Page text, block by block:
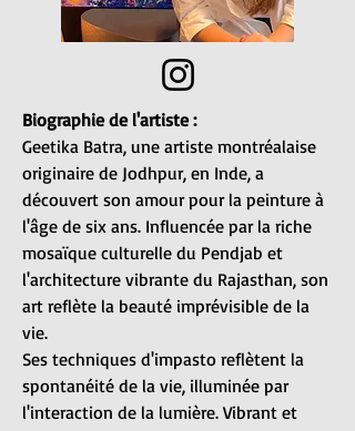
Biographie de l'artiste :
Geetika Batra, une artiste montréalaise
originaire de Jodhpur, en Inde, a
découvert son amour pour la peinture à
l'âge de six ans. Influencée par la riche
mosaïque culturelle du Pendjab et
l'architecture vibrante du Rajasthan, son
art reflète la beauté imprévisible de la
vie.
Ses techniques d'impasto reflètent la
spontanéité de la vie, illuminée par
l'interaction de la lumière. Vibrant et